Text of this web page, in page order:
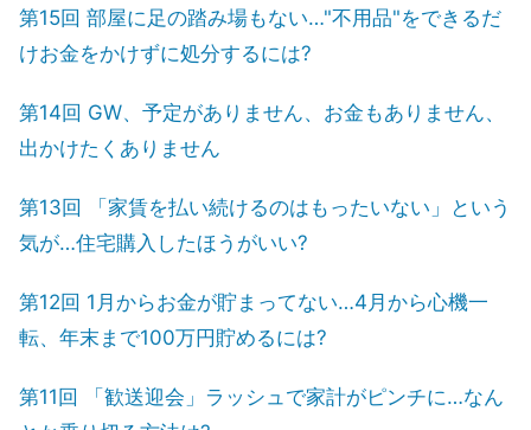
第15回 部屋に足の踏み場もない…"不用品"をできるだ
けお金をかけずに処分するには?
第14回 GW、予定がありません、お金もありません、
出かけたくありません
第13回 「家賃を払い続けるのはもったいない」という
気が…住宅購入したほうがいい?
第12回 1月からお金が貯まってない…4月から心機一
転、年末まで100万円貯めるには?
第11回 「歓送迎会」ラッシュで家計がピンチに…なん